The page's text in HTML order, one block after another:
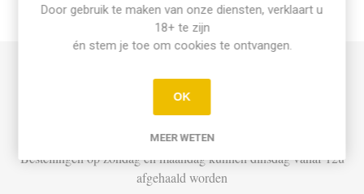
INFO PICK-UP & LEVERING
Afhalen
Di t.e.m. Za: Vandaag besteld vóór 15u = vandaag af te halen
vanaf 16u
Bestellingen op zondag en maandag kunnen dinsdag vanaf 12u
afgehaald worden
Door gebruik te maken van onze diensten, verklaart u
18+ te zijn
én stem je toe om cookies te ontvangen.
OK
MEER WETEN